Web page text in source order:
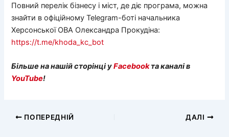
Повний перелік бізнесу і міст, де діє програма, можна
знайти в офіційному Telegram-боті начальника
Херсонської ОВА Олександра Прокудіна:
https://t.me/khoda_kc_bot
Більше на нашій сторінці уFacebookта каналі в
YouTube!
ПОПЕРЕДНІЙ ДАЛІ